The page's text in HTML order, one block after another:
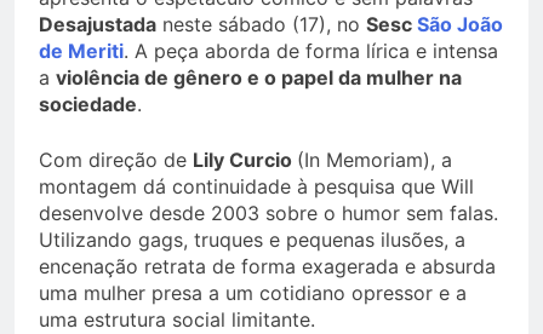
Desajustada neste sábado (17), no Sesc São João
de Meriti. A peça aborda de forma lírica e intensa
a violência de gênero e o papel da mulher na
sociedade.
Com direção de Lily Curcio (In Memoriam), a
montagem dá continuidade à pesquisa que Will
desenvolve desde 2003 sobre o humor sem falas.
Utilizando gags, truques e pequenas ilusões, a
encenação retrata de forma exagerada e absurda
uma mulher presa a um cotidiano opressor e a
uma estrutura social limitante.